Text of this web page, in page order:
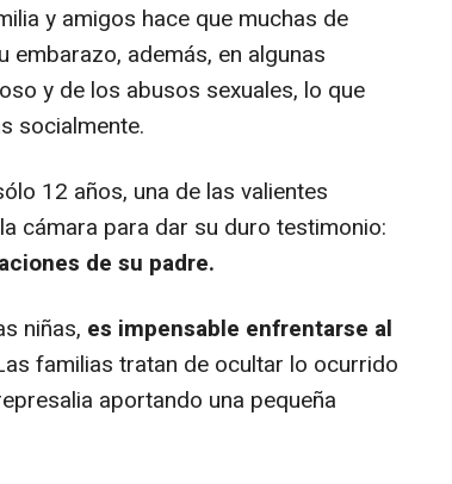
y amigos hace que muchas de
embarazo, además, en algunas
y de los abusos sexuales, lo que
socialmente.
12 años, una de las valientes
cámara para dar su duro testimonio:
de su padre.
niñas, es impensable enfrentarse al
familias tratan de ocultar lo ocurrido
aportando una pequeña